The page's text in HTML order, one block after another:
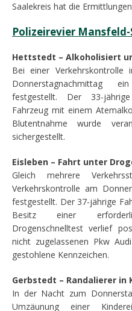
Saalekreis hat die
Polizeirevier
Hettstedt – Alkoholisiert
Bei einer
Donnerstagnachmittag
festgestellt. Der 33-
Fahrzeug mit einem
Blutentnahme wurde
sichergestellt.
Eisleben – Fahrt unter
Gleich mehrere
Verkehrskontrolle am
festgestellt. Der 37-jährige
Besitz einer
Drogenschnelltest verlief
nicht zugelassenen Pkw
gestohlene Kennzeichen.
Gerbstedt – Randalierer in
In der Nacht zum
Umzäunung einer